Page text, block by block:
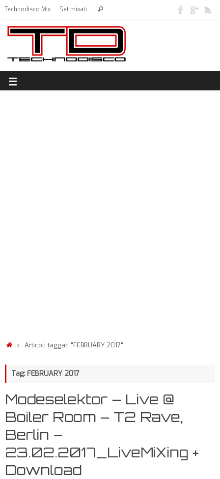
Technodisco Mix Set mixati
Articoli taggati "FEBRUARY 2017"
Tag: FEBRUARY 2017
Modeselektor – Live @
Boiler Room – T2 Rave,
Berlin –
23.02.2017_LiveMiXing +
Download